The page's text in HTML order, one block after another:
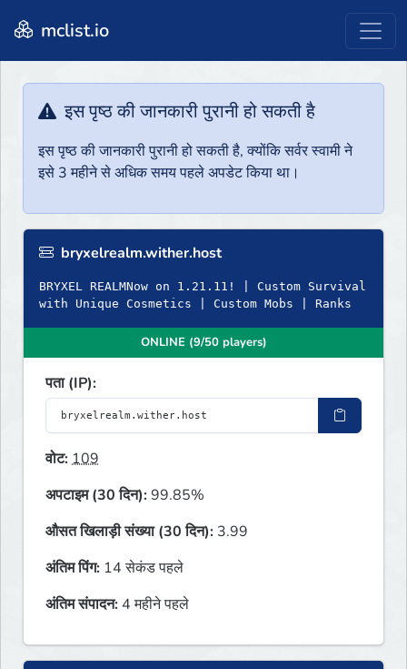
mclist.io
इस पृष्ठ की जानकारी पुरानी हो सकती है
इस पृष्ठ की जानकारी पुरानी हो सकती है, क्योंकि सर्वर स्वामी ने
इसे 3 महीने से अधिक समय पहले अपडेट किया था।
bryxelrealm.wither.host
BRYXEL REALMNow on 1.21.11! | Custom Survival
with Unique Cosmetics | Custom Mobs | Ranks
ONLINE (9/50 players)
पता (IP):
वोट:109
अपटाइम (30 दिन):99.85%
औसत खिलाड़ी संख्या (30 दिन): 3.99
अंतिम पिंग: 14 सेकंड पहले
अंतिम संपादन: 4 महीने पहले